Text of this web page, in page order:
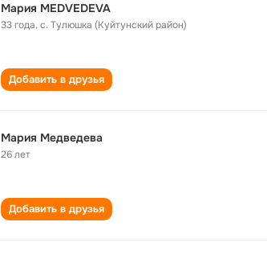
Мария MEDVEDEVA
33 года,с. Тулюшка (Куйтунский район)
Добавить в друзья
Мария Медведева
26 лет
Добавить в друзья